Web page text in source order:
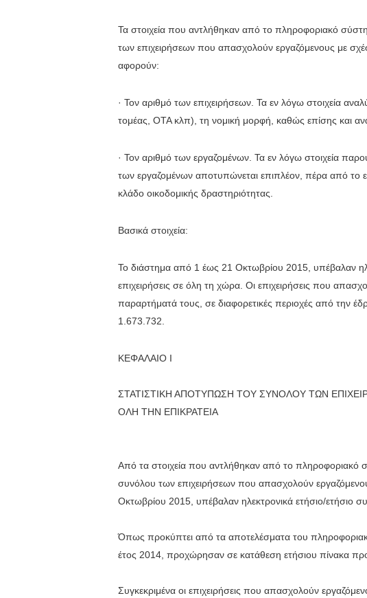
Τα στοιχεία που αντλήθηκαν από το πληροφοριακό
των επιχειρήσεων που απασχολούν εργαζόμενους με
αφορούν:
· Τον αριθμό των επιχειρήσεων. Τα εν λόγω στοιχεία
τομέας, ΟΤΑ κλπ), τη νομική μορφή, καθώς επίσης και ανά
· Τον αριθμό των εργαζομένων. Τα εν λόγω στοιχεία
των εργαζομένων αποτυπώνεται επιπλέον, πέρα από το
κλάδο οικοδομικής δραστηριότητας.
Βασικά στοιχεία:
Το διάστημα από 1 έως 21 Οκτωβρίου 2015, υπέβαλαν
επιχειρήσεις σε όλη τη χώρα. Οι επιχειρήσεις που
παραρτήματά τους, σε διαφορετικές περιοχές από την
1.673.732.
ΚΕΦΑΛΑΙΟ Ι
ΣΤΑΤΙΣΤΙΚΗ ΑΠΟΤΥΠΩΣΗ ΤΟΥ ΣΥΝΟΛΟΥ ΤΩΝ
ΟΛΗ ΤΗΝ ΕΠΙΚΡΑΤΕΙΑ
Από τα στοιχεία που αντλήθηκαν από το
συνόλου των επιχειρήσεων που απασχολούν
Οκτωβρίου 2015, υπέβαλαν ηλεκτρονικά ετήσιο/ετήσιο
Όπως προκύπτει από τα αποτελέσματα του
έτος 2014, προχώρησαν σε κατάθεση ετήσιου πίνακα
Συγκεκριμένα οι επιχειρήσεις που απασχολούν